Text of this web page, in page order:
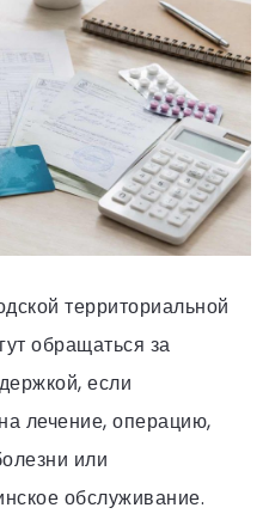
территориальной
обращаться за
если
лечение, операцию,
или
обслуживание.